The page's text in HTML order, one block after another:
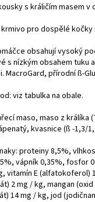
s králičím masem v
pro dospělé kočky
obsahují vysoký
s nízkým obsahem tuku
MacroGard, přírodní ß-
viz tabulka na obale.
maso, maso z králíka
kvasnice (ß -1,3/
proteiny 8,5%,
vápník 0,35%, fosfor
vitamín E
2 mg / kg, mangan
14 mg / kg, jod